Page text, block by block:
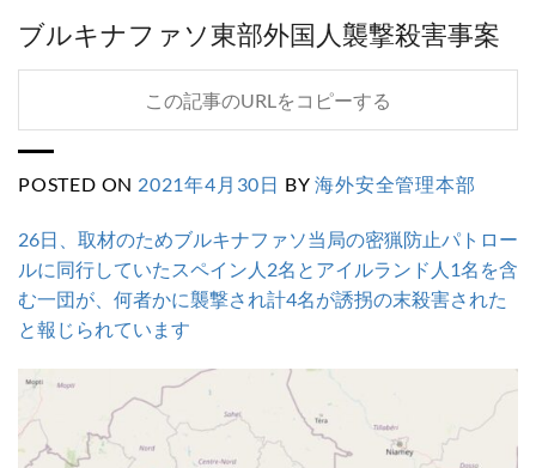
ブルキナファソ東部外国人襲撃殺害事案
この記事のURLをコピーする
POSTED ON 2021年4月30日 BY海外安全管理本部
26日、取材のためブルキナファソ当局の密猟防止パトロー
ルに同行していたスペイン人2名とアイルランド人1名を含
む一団が、何者かに襲撃され計4名が誘拐の末殺害された
と報じられています